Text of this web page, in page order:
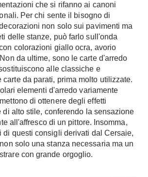
che si rifanno ai canoni
Per chi sente il bisogno di
non solo sui pavimenti ma
delle stanze, può farlo sull'onda
colorazioni giallo ocra, avorio
da ultime, sono le carte d'arredo
alle classiche e
carte da parati, prima molto utilizzate.
elementi d'arredo variamente
di ottenere degli effetti
di alto stile, conferendo la sensazione
all'affresco di un pittore. Insomma,
di questi consigli derivati dal Cersaie,
solo una stanza necessaria ma un
con grande orgoglio.